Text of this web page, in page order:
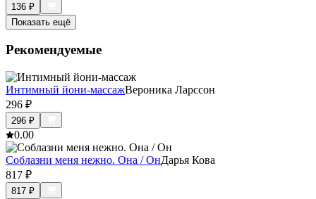
136 ₽
Показать ещё
Рекомендуемые
Интимный йони-массажВероника Ларссон
296 ₽
296 ₽
0.00
Соблазни меня нежно. Она / ОнДарья Кова
817 ₽
817 ₽